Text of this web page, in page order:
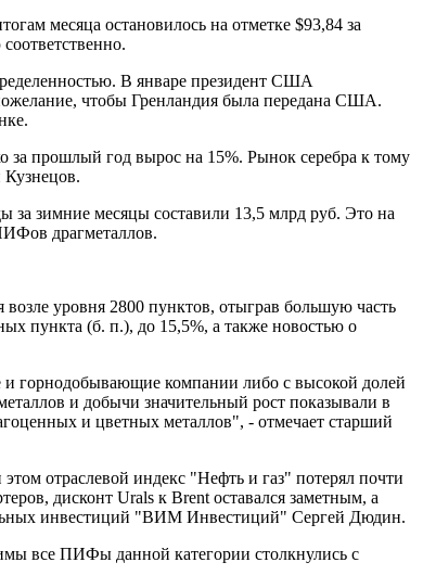
месяца остановилось на отметке $93,84 за
В январе президент США
чтобы Гренландия была передана США.
за прошлый год вырос на 15%. Рынок серебра к тому
Кузнецов.
за зимние месяцы составили 13,5 млрд руб. Это на
драгметаллов.
уровня 2800 пунктов, отыграв большую часть
пункта (б. п.), до 15,5%, а также новостью о
горнодобывающие компании либо с высокой долей
и добычи значительный рост показывали в
и цветных металлов", - отмечает старший
отраслевой индекс "Нефть и газ" потерял почти
дисконт Urals к Brent оставался заметным, а
инвестиций "ВИМ Инвестиций" Сергей Дюдин.
все ПИФы данной категории столкнулись с